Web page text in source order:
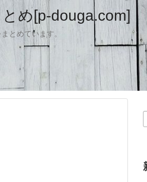
め[p-douga.com]
とめています。